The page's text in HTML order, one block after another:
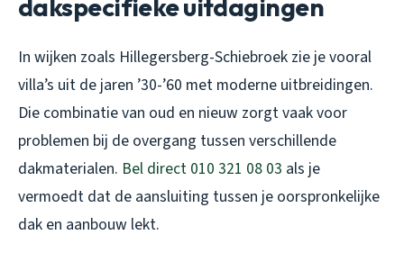
dakspecifieke uitdagingen
In wijken zoals Hillegersberg-Schiebroek zie je vooral
villa’s uit de jaren ’30-’60 met moderne uitbreidingen.
Die combinatie van oud en nieuw zorgt vaak voor
problemen bij de overgang tussen verschillende
dakmaterialen. Bel direct 010 321 08 03 als je
vermoedt dat de aansluiting tussen je oorspronkelijke
dak en aanbouw lekt.